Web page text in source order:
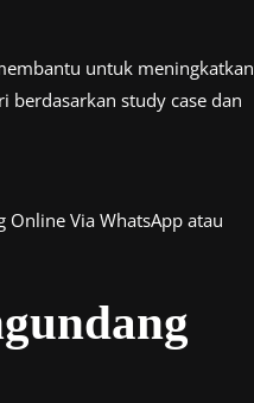
untuk meningkatkan
berdasarkan study case dan
Via WhatsApp atau